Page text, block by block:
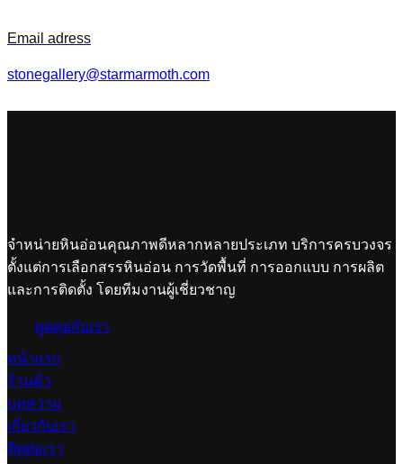
Email adress
stonegallery@starmarmoth.com
จำหน่ายหินอ่อนคุณภาพดีหลากหลายประเภท บริการครบวงจร
ตั้งแต่การเลือกสรรหินอ่อน การวัดพื้นที่ การออกแบบ การผลิต
และการติดตั้ง โดยทีมงานผู้เชี่ยวชาญ
พูดคุยกับเรา
หน้าแรก
ร้านค้า
บทความ
เกี่ยวกับเรา
ติดต่อเรา